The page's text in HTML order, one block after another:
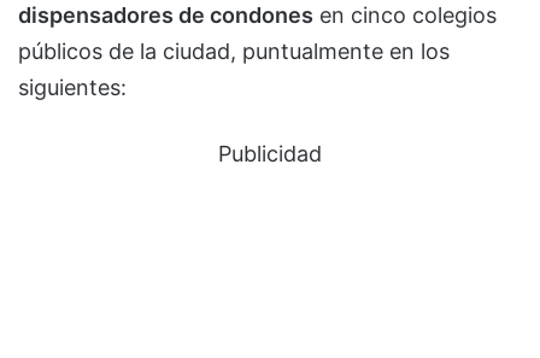
dispensadores de condones en cinco colegios
públicos de la ciudad, puntualmente en los
siguientes:
Publicidad